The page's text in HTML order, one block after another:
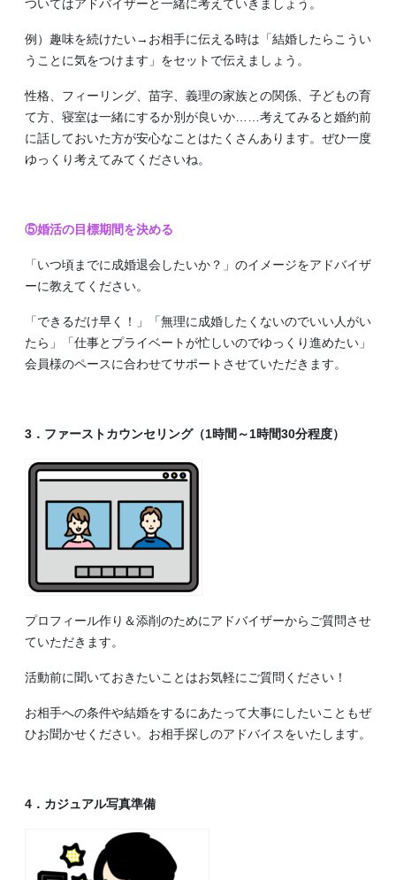
ついてはアドバイザーと一緒に考えていきましょう。
例）趣味を続けたい→お相手に伝える時は「結婚したらこうい
うことに気をつけます」をセットで伝えましょう。
性格、フィーリング、苗字、義理の家族との関係、子どもの育
て方、寝室は一緒にするか別が良いか……考えてみると婚約前
に話しておいた方が安心なことはたくさんあります。ぜひ一度
ゆっくり考えてみてくださいね。
⑤婚活の目標期間を決める
「いつ頃までに成婚退会したいか？」のイメージをアドバイザ
ーに教えてください。
「できるだけ早く！」「無理に成婚したくないのでいい人がい
たら」「仕事とプライベートが忙しいのでゆっくり進めたい」
会員様のペースに合わせてサポートさせていただきます。
3．ファーストカウンセリング（1時間～1時間30分程度）
プロフィール作り＆添削のためにアドバイザーからご質問させ
ていただきます。
活動前に聞いておきたいことはお気軽にご質問ください！
お相手への条件や結婚をするにあたって大事にしたいこともぜ
ひお聞かせください。お相手探しのアドバイスをいたします。
4．カジュアル写真準備